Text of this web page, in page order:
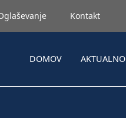
Kontakt
DOMOV AKTUALNO